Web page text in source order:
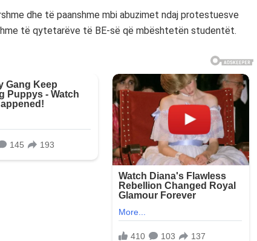
dhe të paanshme mbi abuzimet ndaj protestuesve
të qytetarëve të BE-së që mbështetën studentët.